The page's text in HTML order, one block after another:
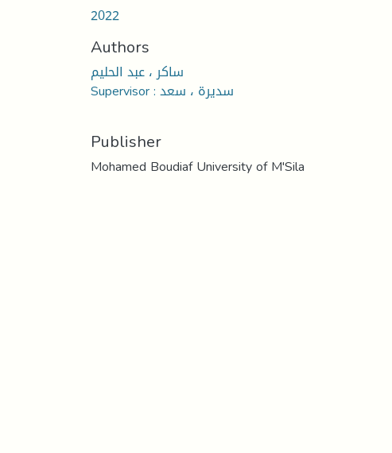
2022
Authors
ساكر ، عبد الحليم
Supervisor : سديرة ، سعد
Publisher
Mohamed Boudiaf University of M'Sila